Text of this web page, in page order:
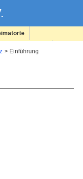
Einführung